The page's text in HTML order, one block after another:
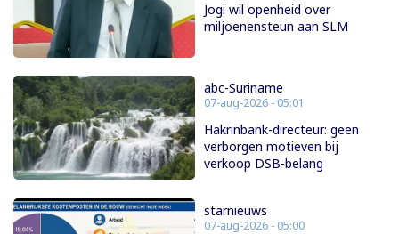
Jogi wil openheid over
miljoenensteun aan SLM
abc-Suriname
07-aug-2026 - 05:01
Hakrinbank-directeur: geen
verborgen motieven bij
verkoop DSB-belang
starnieuws
07-aug-2026 - 05:00